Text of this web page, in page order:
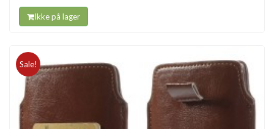
Ikke på lager
Sale!